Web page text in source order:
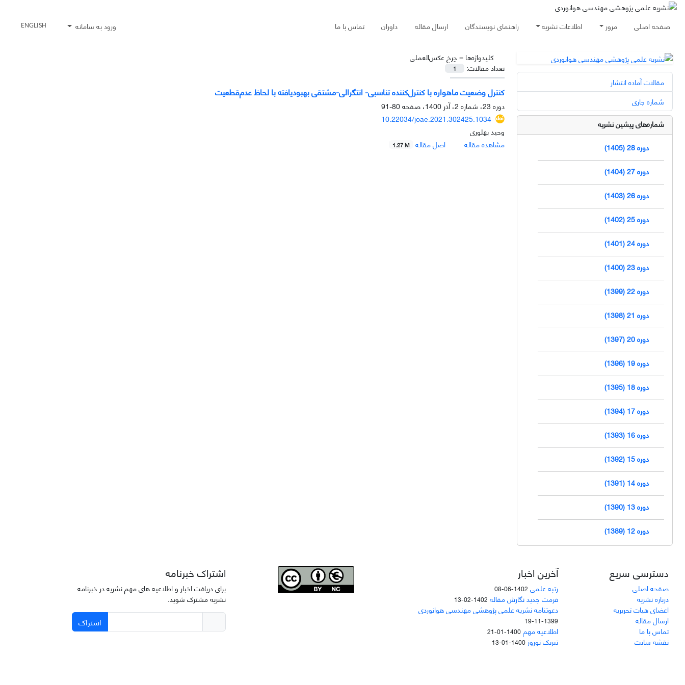
صفحه اصلی مرور اطلاعات نشریه راهنمای نویسندگان ارسال مقاله داوران تماس با ما ورود به سامانه ENGLISH
کلیدواژه‌ها = چرخ عکس‌العملی
تعداد مقالات:
1
کنترل وضعیت ماهواره با کنترل‌کننده تناسبی- انتگرالی-مشتقی بهبودیافته با لحاظ عدم‌قطعیت
دوره 23، شماره 2، آذر 1400، صفحه
80-91
10.22034/joae.2021.302425.1034
وحید بهلوری
مشاهده مقاله
اصل مقاله 1.27 M
مقالات آماده انتشار
شماره جاری
شماره‌های پیشین نشریه
دوره 28 (1405)
دوره 27 (1404)
دوره 26 (1403)
دوره 25 (1402)
دوره 24 (1401)
دوره 23 (1400)
دوره 22 (1399)
دوره 21 (1398)
دوره 20 (1397)
دوره 19 (1396)
دوره 18 (1395)
دوره 17 (1394)
دوره 16 (1393)
دوره 15 (1392)
دوره 14 (1391)
دوره 13 (1390)
دوره 12 (1389)
دسترسی سریع
صفحه اصلی
درباره نشریه
اعضای هیات تحریریه
ارسال مقاله
تماس با ما
نقشه سایت
آخرین اخبار
رتبه علمی 1402-06-08
فرمت جدید نگارش مقاله 1402-02-13
دعوتنامه نشریه علمی پژوهشی مهندسی هوانوردی
1399-11-19
اطلاعیه مهم1400-01-21
تبریک نوروز 1400-01-13
اشتراک خبرنامه
برای دریافت اخبار و اطلاعیه های مهم نشریه در خبرنامه
نشریه مشترک شوید.
اشتراک